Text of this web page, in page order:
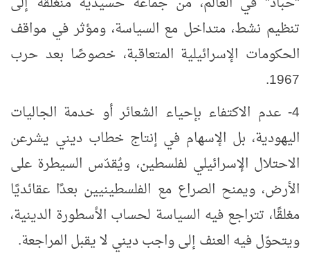
تنظيم نشط، متداخل مع السياسة، ومؤثر في مواقف
الحكومات الإسرائيلية المتعاقبة، خصوصًا بعد حرب
1967.
4- عدم الاكتفاء بإحياء الشعائر أو خدمة الجاليات
اليهودية، بل الإسهام في إنتاج خطاب ديني يشرعن
الاحتلال الإسرائيلي لفلسطين، ويُقدّس السيطرة على
الأرض، ويمنح الصراع مع الفلسطينيين بعدًا عقائديًا
مغلقًا، تتراجع فيه السياسة لحساب الأسطورة الدينية،
ويتحوّل فيه العنف إلى واجب ديني لا يقبل المراجعة.